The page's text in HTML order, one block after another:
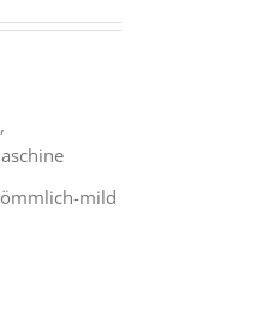
mild